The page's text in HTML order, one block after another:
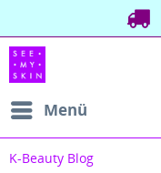
Menü
K-Beauty Blog